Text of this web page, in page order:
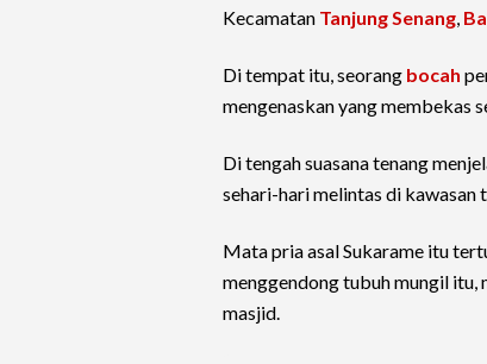
Kecamatan Tanjung Senang,
Di tempat itu, seorang bocah
mengenaskan yang membekas
Di tengah suasana tenang
sehari-hari melintas di kawasan
Mata pria asal Sukarame itu
menggendong tubuh mungil itu,
masjid.